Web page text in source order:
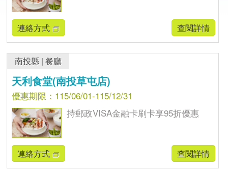
連絡方式 查閱詳情
南投縣 |餐廳
天利食堂(南投草屯店)
優惠期限：115/06/01-115/12/31
持郵政VISA金融卡刷卡享95折優惠
連絡方式 查閱詳情